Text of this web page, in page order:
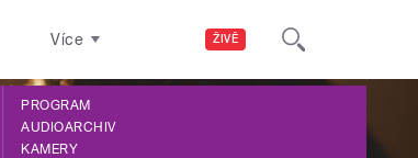
ŽIVĚ
Více
PROGRAM
AUDIOARCHIV
KAMERY